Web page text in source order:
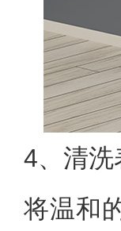
4、清洗
将温和